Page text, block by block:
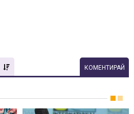
КОМЕНТИРАЙ